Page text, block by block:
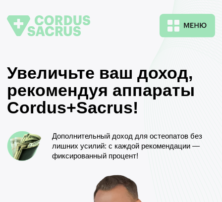
Дополнительный доход для остеопатов без
лишних усилий: с каждой рекомендации —
фиксированный процент!
рекомендуя аппараты
Cordus+Sacrus!